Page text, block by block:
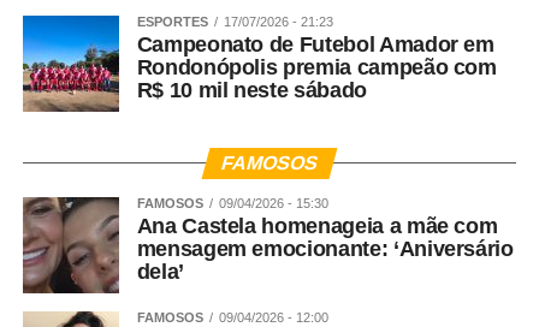
ESPORTES 17/07/2026 - 21:23
Campeonato de Futebol Amador em
Rondonópolis premia campeão com
R$ 10 mil neste sábado
FAMOSOS
FAMOSOS 09/04/2026 - 15:30
Ana Castela homenageia a mãe com
mensagem emocionante: ‘Aniversário
dela’
FAMOSOS 09/04/2026 - 12:00